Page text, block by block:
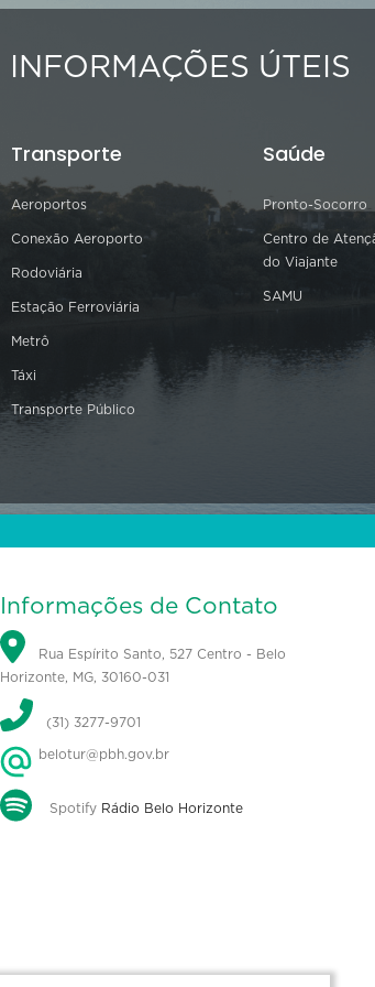
INFORMAÇÕES ÚTEIS
Transporte
Aeroportos
Conexão Aeroporto
Rodoviária
Estação Ferroviária
Metrô
Táxi
Transporte Público
Saúde
Pronto-Socorro
Centro de
do Viajante
SAMU
Informações de Contato
Rua Espírito Santo, 527 Centro - Belo
Horizonte, MG, 30160-031
(31) 3277-9701
belotur@pbh.gov.br
Spotify Rádio Belo Horizonte